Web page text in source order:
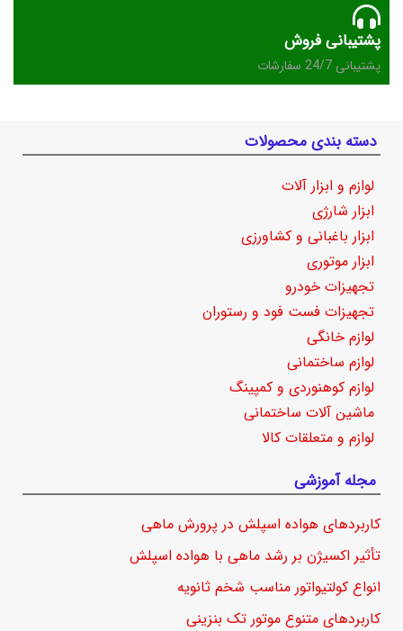
پشتیبانی فروش
پشتیبانی 24/7 سفارشات
دسته بندی محصولات
لوازم و ابزار آلات
ابزار شارژی
ابزار باغبانی و کشاورزی
ابزار موتوری
تجهیزات خودرو
تجهیزات فست فود و رستوران
لوازم خانگی
لوازم ساختمانی
لوازم کوهنوردی و کمپینگ
ماشین آلات ساختمانی
لوازم و متعلقات کالا
مجله آموزشی
کاربردهای هواده اسپلش در پرورش ماهی
تأثیر اکسیژن بر رشد ماهی با هواده اسپلش
انواع کولتیواتور مناسب شخم ثانویه
کاربردهای متنوع موتور تک بنزینی